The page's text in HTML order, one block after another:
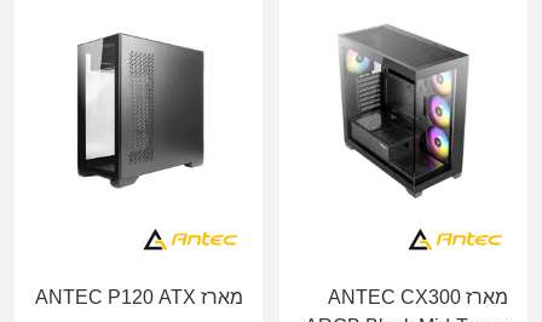
מארז ANTEC CX300
מארז ANTEC P120 ATX